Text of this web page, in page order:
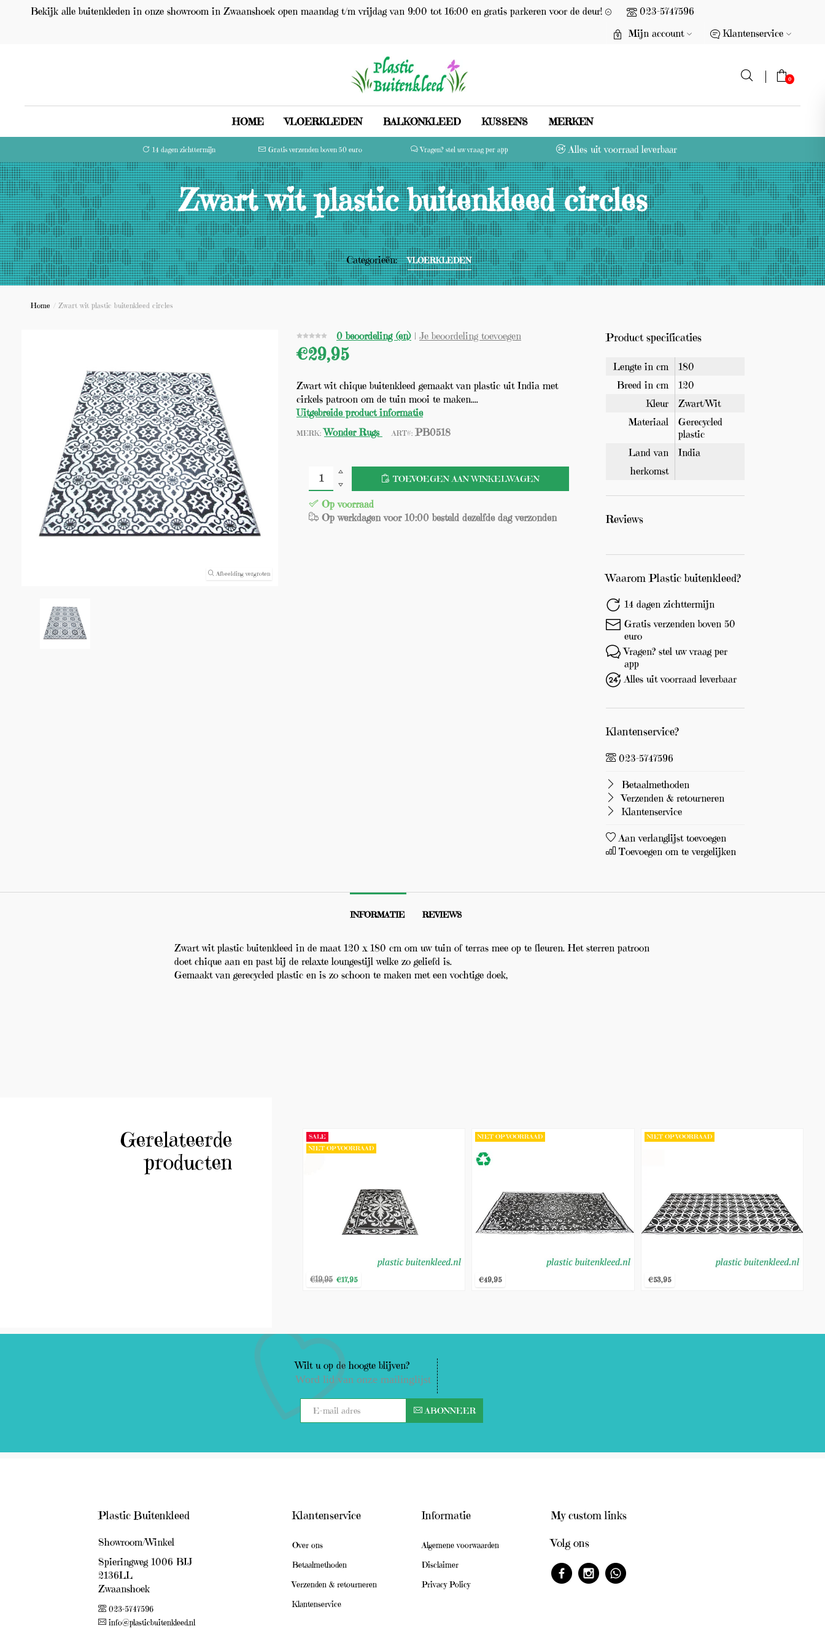
Bekijk alle buitenkleden in onze showroom in Zwaanshoek open maandag t/m vrijdag van 9:00 tot 16:00 en gratis parkeren voor de deur!
023-5747596
Mijn account
Klantenservice
0
HOME VLOERKLEDEN BALKONKLEED KUSSENS MERKEN
14 dagen zichttermijn Gratis verzenden boven 50 euro Vragen? stel uw vraag per app Alles uit voorraad leverbaar
Zwart wit plastic buitenkleed circles
Categorieën: VLOERKLEDEN
Home / Zwart wit plastic buitenkleed circles
Afbeelding vergroten
0 beoordeling (en) | Je beoordeling toevoegen
€29,95
Zwart wit chique buitenkleed gemaakt van plastic uit India met
cirkels patroon om de tuin mooi te maken....
Uitgebreide product informatie
MERK: Wonder Rugs ART#: PB0518
TOEVOEGEN AAN WINKELWAGEN
Op voorraad
Op werkdagen voor 10:00 besteld dezelfde dag verzonden
Product specificaties
Lengte in cm
180
Breed in cm
120
Kleur
Zwart/Wit
Materiaal
Gerecycled
plastic
Land van
herkomst
India
Reviews
Waarom Plastic buitenkleed?
14 dagen zichttermijn
Gratis verzenden boven 50
euro
Vragen? stel uw vraag per
app
Alles uit voorraad leverbaar
Klantenservice?
023-5747596
Betaalmethoden
Verzenden & retourneren
Klantenservice
Aan verlanglijst toevoegen
Toevoegen om te vergelijken
INFORMATIE REVIEWS
Zwart wit plastic buitenkleed in de maat 120 x 180 cm om uw tuin of terras mee op te fleuren. Het sterren patroon
doet chique aan en past bij de relaxte loungestijl welke zo geliefd is.
Gemaakt van gerecycled plastic en is zo schoon te maken met een vochtige doek,
Gerelateerde
producten
SALE
NIET OP VOORRAAD
€19,95 €17,95
€19,95 €17,95
NIET OP VOORRAAD
€49,95
€49,95
NIET OP VOORRAAD
€53,95
€53,95
Wilt u op de hoogte blijven?
Word lid van onze mailinglijst
ABONNEER
Plastic Buitenkleed
Showroom/Winkel
Spieringweg 1006 BIJ
2136LL
Zwaanshoek
023-5747596
info@plasticbuitenkleed.nl
Klantenservice
Over ons
Betaalmethoden
Verzenden & retourneren
Klantenservice
Informatie
Algemene voorwaarden
Disclaimer
Privacy Policy
My custom links
Volg ons
G
e
n
p
r
o
d
u
(0)